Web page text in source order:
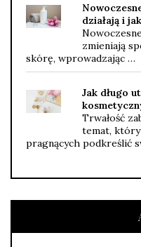
działają i
zmieniają
skórę, wprowadzając …
Jak długo
Trwałość
temat, który
pragnących podkreślić